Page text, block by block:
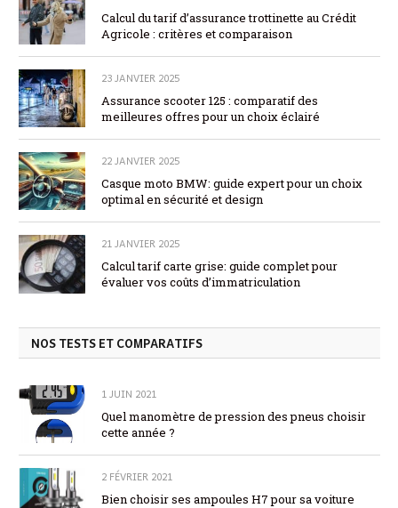
Calcul du tarif d’assurance trottinette au Crédit
Agricole : critères et comparaison
23 JANVIER 2025
Assurance scooter 125 : comparatif des
meilleures offres pour un choix éclairé
22 JANVIER 2025
Casque moto BMW: guide expert pour un choix
optimal en sécurité et design
21 JANVIER 2025
Calcul tarif carte grise: guide complet pour
évaluer vos coûts d’immatriculation
NOS TESTS ET COMPARATIFS
1 JUIN 2021
Quel manomètre de pression des pneus choisir
cette année ?
2 FÉVRIER 2021
Bien choisir ses ampoules H7 pour sa voiture